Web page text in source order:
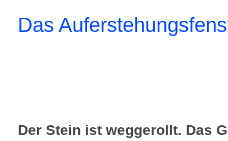
Das
Der Stein ist weggerollt. Das